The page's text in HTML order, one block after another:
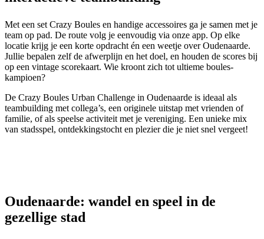
Met een set Crazy Boules en handige accessoires ga je samen met je
team op pad. De route volg je eenvoudig via onze app. Op elke
locatie krijg je een korte opdracht én een weetje over Oudenaarde.
Jullie bepalen zelf de afwerplijn en het doel, en houden de scores bij
op een vintage scorekaart. Wie kroont zich tot ultieme boules-
kampioen?
De Crazy Boules Urban Challenge in Oudenaarde is ideaal als
teambuilding met collega’s, een originele uitstap met vrienden of
familie, of als speelse activiteit met je vereniging. Een unieke mix
van stadsspel, ontdekkingstocht en plezier die je niet snel vergeet!
Oudenaarde: wandel en speel in de
gezellige stad